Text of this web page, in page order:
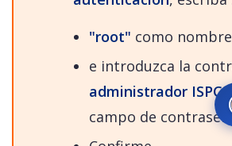
"root" como
e introduzca la
administrador
campo de